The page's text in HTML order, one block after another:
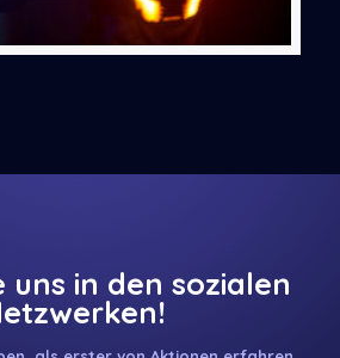
uns in den sozialen